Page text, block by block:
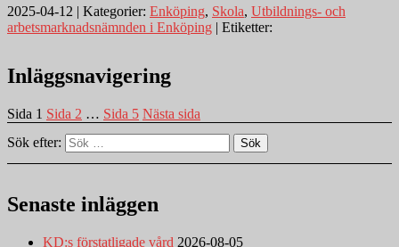
2025-04-12 | Kategorier: Enköping, Skola, Utbildnings- och
arbetsmarknadsnämnden i Enköping | Etiketter:
Inläggsnavigering
Sida 1 Sida 2 … Sida 5 Nästa sida
Sök efter:
Sök
Senaste inläggen
KD:s förstatligade vård 2026-08-05